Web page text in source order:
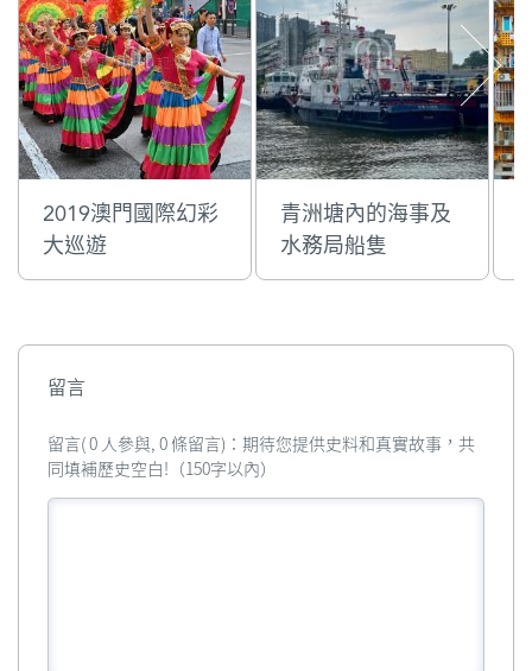
2019澳門國際幻彩
大巡遊
青洲塘內的海事及
水務局船隻
留言
留言( 0 人參與, 0 條留言)：期待您提供史料和真實故事，共
同填補歷史空白!（150字以內）